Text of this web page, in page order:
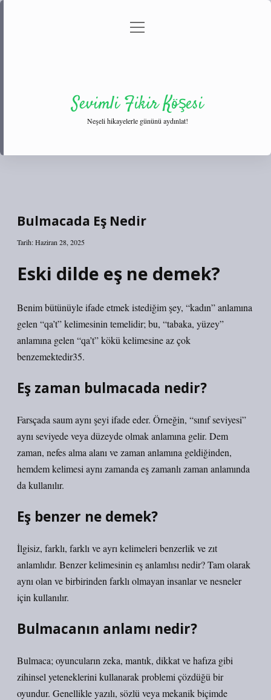
Gizlilik Politikası
menüyü
Sevimli Fikir Köşesi
Neşeli hikayelerle gününü aydınlat!
Bulmacada Eş Nedir
Tarih: Haziran 28, 2025
Eski dilde eş ne demek?
Benim bütünüyle ifade etmek istediğim şey, “kadın” anlamına
gelen “qa’t” kelimesinin temelidir; bu, “tabaka, yüzey”
anlamına gelen “qa’t” kökü kelimesine az çok
benzemektedir35.
Eş zaman bulmacada nedir?
Farsçada saum aynı şeyi ifade eder. Örneğin, “sınıf seviyesi”
aynı seviyede veya düzeyde olmak anlamına gelir. Dem
zaman, nefes alma alanı ve zaman anlamına geldiğinden,
hemdem kelimesi aynı zamanda eş zamanlı zaman anlamında
da kullanılır.
Eş benzer ne demek?
İlgisiz, farklı, farklı ve ayrı kelimeleri benzerlik ve zıt
anlamlıdır. Benzer kelimesinin eş anlamlısı nedir? Tam olarak
aynı olan ve birbirinden farklı olmayan insanlar ve nesneler
için kullanılır.
Bulmacanın anlamı nedir?
Bulmaca; oyuncuların zeka, mantık, dikkat ve hafıza gibi
zihinsel yeteneklerini kullanarak problemi çözdüğü bir
oyundur. Genellikle yazılı, sözlü veya mekanik biçimde